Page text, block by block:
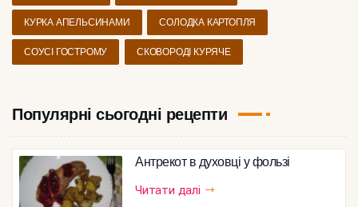
КУРКА АПЕЛЬСИНАМИ СОЛОДКА КАРТОПЛЯ
СОУСІ ГОСТРОМУ СКОВОРОДІ КУРЯЧЕ
Популярні сьогодні рецепти
Антрекот в духовці у фользі
Читати далі